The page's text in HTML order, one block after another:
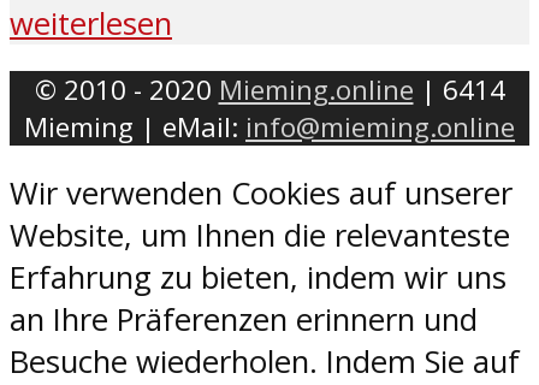
weiterlesen
© 2010 - 2020 Mieming.online | 6414
Mieming | eMail: info@mieming.online
Wir verwenden Cookies auf unserer
Website, um Ihnen die relevanteste
Erfahrung zu bieten, indem wir uns
an Ihre Präferenzen erinnern und
Besuche wiederholen. Indem Sie auf